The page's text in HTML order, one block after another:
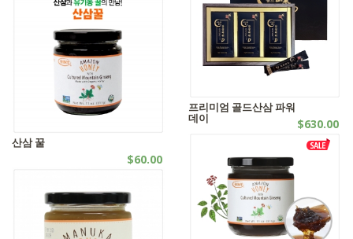
프리미엄 골드산삼 파워
데이 $630.00
산삼 꿀
$60.00